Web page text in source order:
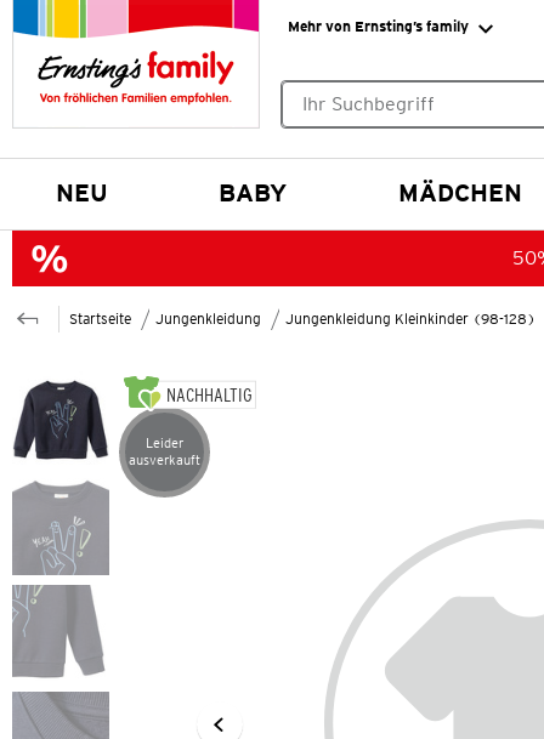
Mehr von Ernsting’s family
NEU BABY MÄDCHEN
Startseite Jungenkleidung Jungenkleidung Kleinkinder (98-128)
NACHHALTIG
Artikel leider ausverkauft
Leider
ausverkauft